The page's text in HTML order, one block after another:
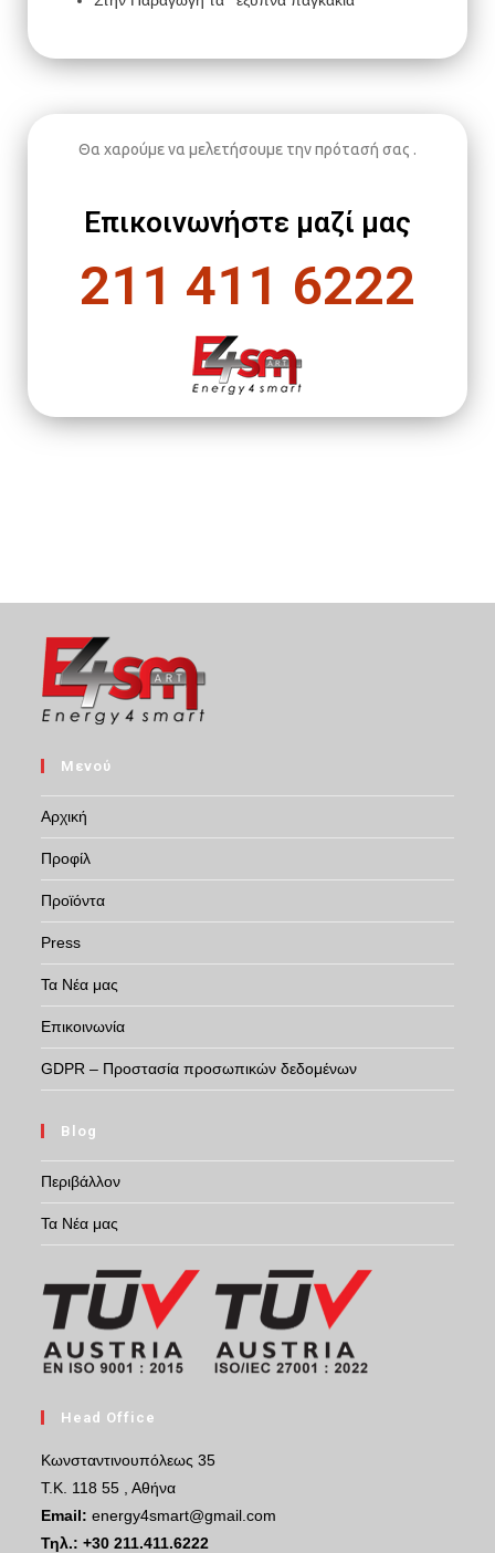
Θα χαρούμε να μελετήσουμε την πρότασή σας .
Επικοινωνήστε μαζί μας
211 411 6222
Μενού
Αρχική
Προφίλ
Προϊόντα
Press
Τα Νέα μας
Επικοινωνία
GDPR – Προστασία προσωπικών δεδομένων
Blog
Περιβάλλον
Τα Νέα μας
Head Office
Κωνσταντινουπόλεως 35
Τ.Κ. 118 55 , Αθήνα
Email: energy4smart@gmail.com
Τηλ.: +30 211.411.6222